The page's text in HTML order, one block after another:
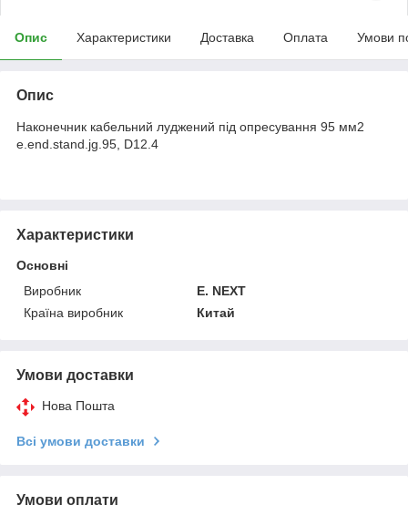
Опис Характеристики Доставка Оплата Умови
Опис
Наконечник кабельний луджений під опресування 95 мм2
e.end.stand.jg.95, D12.4
Характеристики
Основні
Виробник
E. NEXT
Країна виробник
Китай
Умови доставки
Нова Пошта
Всі умови доставки
Умови оплати